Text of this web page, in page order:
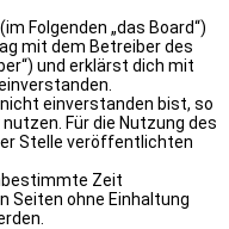
Folgenden „das Board“)
mit dem Betreiber des
und erklärst dich mit
einverstanden bist, so
Für die Nutzung des
Stelle veröffentlichten
Zeit
Seiten ohne Einhaltung